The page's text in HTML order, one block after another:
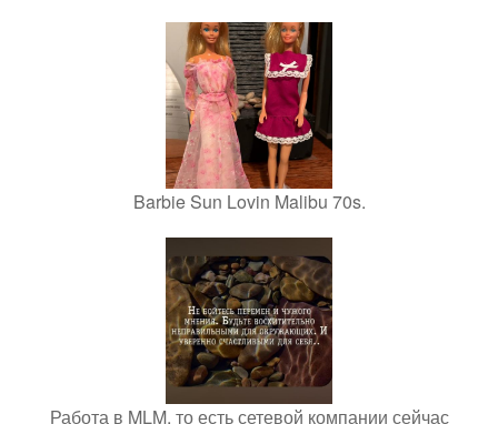
Barbie Sun Lovin Malibu 70s.
Работа в MLM, то есть сетевой компании сейчас